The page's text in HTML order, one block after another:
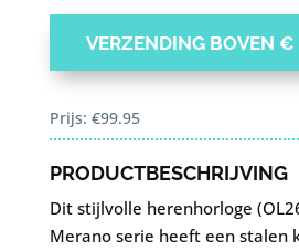
VERZENDING BOVEN €
Prijs: €99.95
PRODUCTBESCHRIJVING
Dit stijlvolle herenhorloge
Merano serie heeft een stalen